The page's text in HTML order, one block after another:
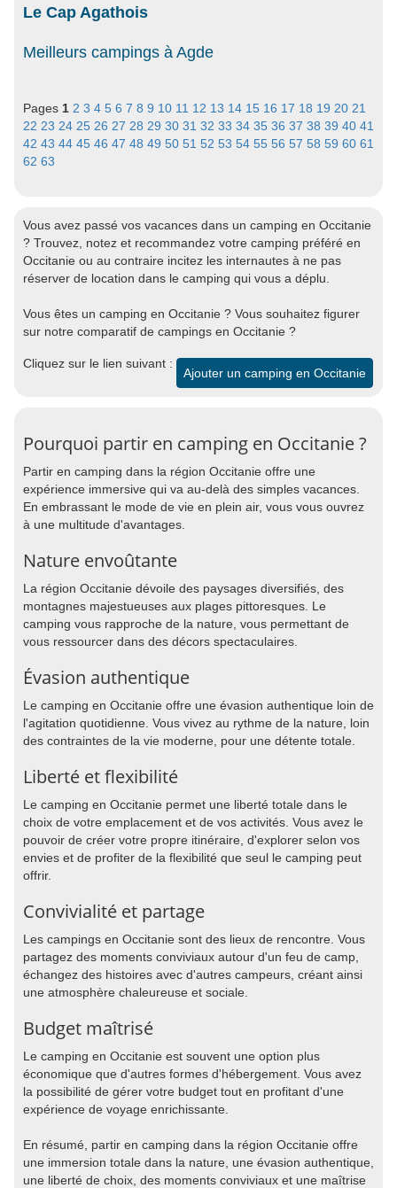
Le Cap Agathois
Meilleurs campings à Agde
Pages 1 2 3 4 5 6 7 8 9 10 11 12 13 14 15 16 17 18 19 20 21
22 23 24 25 26 27 28 29 30 31 32 33 34 35 36 37 38 39 40 41
42 43 44 45 46 47 48 49 50 51 52 53 54 55 56 57 58 59 60 61
62 63
Vous avez passé vos vacances dans un camping en Occitanie
? Trouvez, notez et recommandez votre camping préféré en
Occitanie ou au contraire incitez les internautes à ne pas
réserver de location dans le camping qui vous a déplu.
Vous êtes un camping en Occitanie ? Vous souhaitez figurer
sur notre comparatif de campings en Occitanie ?
Cliquez sur le lien suivant :
Ajouter un camping en Occitanie
Pourquoi partir en camping en Occitanie ?
Partir en camping dans la région Occitanie offre une
expérience immersive qui va au-delà des simples vacances.
En embrassant le mode de vie en plein air, vous vous ouvrez
à une multitude d'avantages.
Nature envoûtante
La région Occitanie dévoile des paysages diversifiés, des
montagnes majestueuses aux plages pittoresques. Le
camping vous rapproche de la nature, vous permettant de
vous ressourcer dans des décors spectaculaires.
Évasion authentique
Le camping en Occitanie offre une évasion authentique loin de
l'agitation quotidienne. Vous vivez au rythme de la nature, loin
des contraintes de la vie moderne, pour une détente totale.
Liberté et flexibilité
Le camping en Occitanie permet une liberté totale dans le
choix de votre emplacement et de vos activités. Vous avez le
pouvoir de créer votre propre itinéraire, d'explorer selon vos
envies et de profiter de la flexibilité que seul le camping peut
offrir.
Convivialité et partage
Les campings en Occitanie sont des lieux de rencontre. Vous
partagez des moments conviviaux autour d'un feu de camp,
échangez des histoires avec d'autres campeurs, créant ainsi
une atmosphère chaleureuse et sociale.
Budget maîtrisé
Le camping en Occitanie est souvent une option plus
économique que d'autres formes d'hébergement. Vous avez
la possibilité de gérer votre budget tout en profitant d'une
expérience de voyage enrichissante.
En résumé, partir en camping dans la région Occitanie offre
une immersion totale dans la nature, une évasion authentique,
une liberté de choix, des moments conviviaux et une maîtrise